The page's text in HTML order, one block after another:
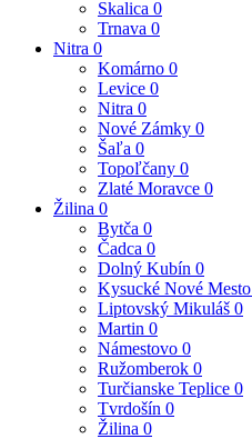
Skalica 0
Trnava 0
Nitra 0
Komárno 0
Levice 0
Nitra 0
Nové Zámky 0
Šaľa 0
Topoľčany 0
Zlaté Moravce 0
Žilina 0
Bytča 0
Čadca 0
Dolný Kubín 0
Kysucké Nové Mesto
Liptovský Mikuláš 0
Martin 0
Námestovo 0
Ružomberok 0
Turčianske Teplice 0
Tvrdošín 0
Žilina 0